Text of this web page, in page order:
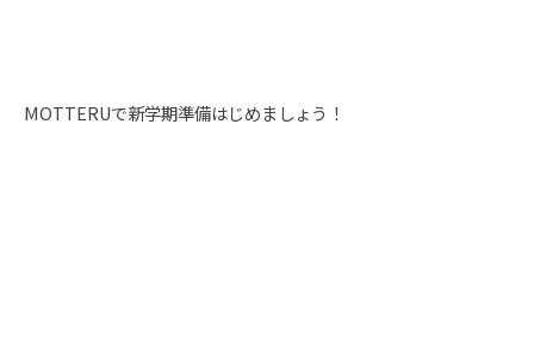
MOTTERUで新学期準備はじめましょう！